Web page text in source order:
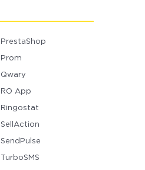
PrestaShop
Prom
Qwary
RO App
Ringostat
SellAction
SendPulse
TurboSMS